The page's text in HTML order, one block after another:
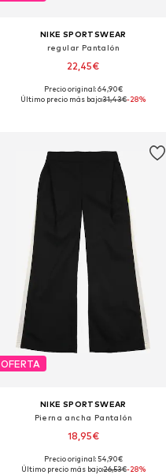
NIKE SPORTSWEAR
regular Pantalón
22,45€
Disponible en muchas tallas
Precio original: 64,90€
Último precio más bajo:31,43€-28%
OFERTA
NIKE SPORTSWEAR
Pierna ancha Pantalón
18,95€
Disponible en muchas tallas
Precio original: 54,90€
Último precio más bajo:26,53€-28%